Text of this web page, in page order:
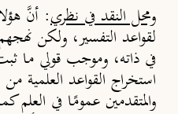
ومحل النقد في نظري: أنَّ
لقواعد التفسير، ولكن
في ذاته، وموجب قولي ما
استخراج القواعد العلمية
والمتقدمين عمومًا في العلم